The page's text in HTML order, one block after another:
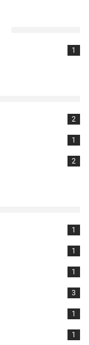
1
2
1
2
1
1
1
3
1
1